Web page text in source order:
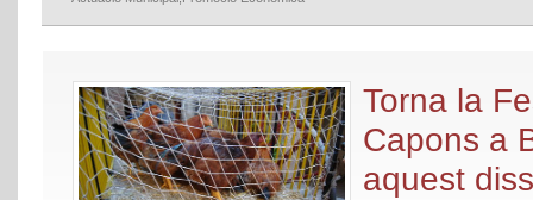
Torna la
Capons a
aquest